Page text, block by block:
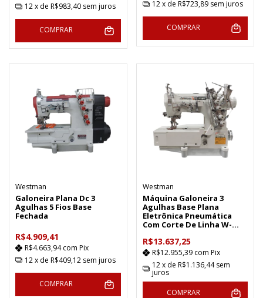
12x de R$983,40 sem juros
COMPRAR
12 x de R$723,89 sem juros
COMPRAR
Westman
Galoneira Plana Dc 3
Agulhas 5 Fios Base
Fechada
R$4.909,41
R$4.663,94com Pix
12x de R$409,12 sem juros
COMPRAR
Westman
Máquina Galoneira 3
Agulhas Base Plana
Eletrônica Pneumática
Com Corte De Linha W-
R$13.637,25
R$12.955,39 com Pix
12 x de R$1.136,44 sem
juros
COMPRAR